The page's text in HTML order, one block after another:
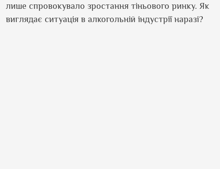
лише спровокувало зростання тіньового ринку. Як
виглядає ситуація в алкогольній індустрії наразі?